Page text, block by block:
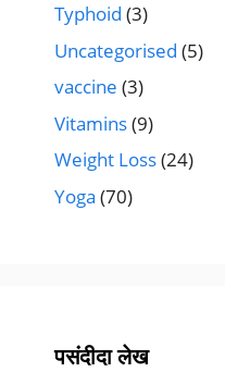
Typhoid (3)
Uncategorised (5)
vaccine (3)
Vitamins(9)
Weight Loss(24)
Yoga (70)
पसंदीदा लेख